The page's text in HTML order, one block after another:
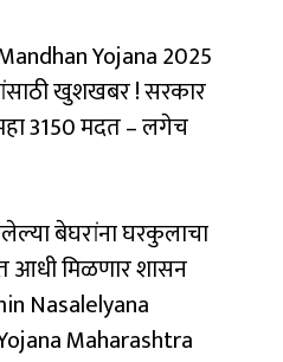
Yojana 2025
खुशखबर ! सरकार
₹3150 मदत – लगेच
बेघरांना घरकुलाचा
आधी मिळणार शासन
Nasalelyana
Maharashtra